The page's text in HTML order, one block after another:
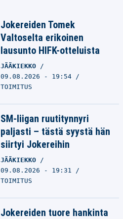
Jokereiden Tomek
Valtoselta erikoinen
lausunto HIFK-otteluista
JÄÄKIEKKO
09.08.2026 - 19:54
TOIMITUS
SM-liigan ruutitynnyri
paljasti – tästä syystä hän
siirtyi Jokereihin
JÄÄKIEKKO
09.08.2026 - 19:31
TOIMITUS
Jokereiden tuore hankinta